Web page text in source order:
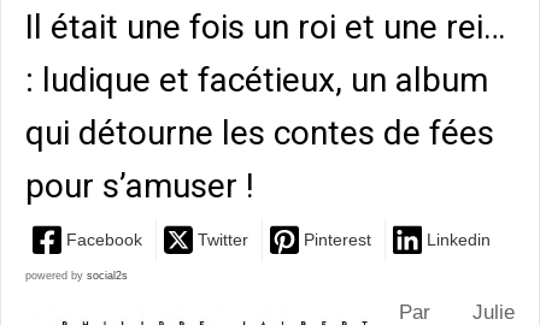
Il était une fois un roi et une rei…
: ludique et facétieux, un album
qui détourne les contes de fées
pour s’amuser !
Facebook Twitter Pinterest Linkedin
powered by social2s
Par Julie